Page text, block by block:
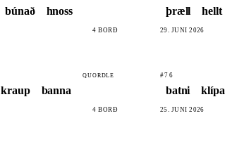
búnað hnoss
4 BORÐ
þræll hellt
29. JÚNÍ 2026
QUORDLE
kraup banna
4 BORÐ
#76
batni klípa
25. JÚNÍ 2026